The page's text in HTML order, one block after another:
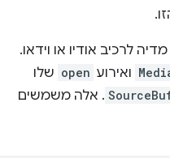
לרכיב אודיו או וידאו.
ואירוע open שלו
. אלה משמשים